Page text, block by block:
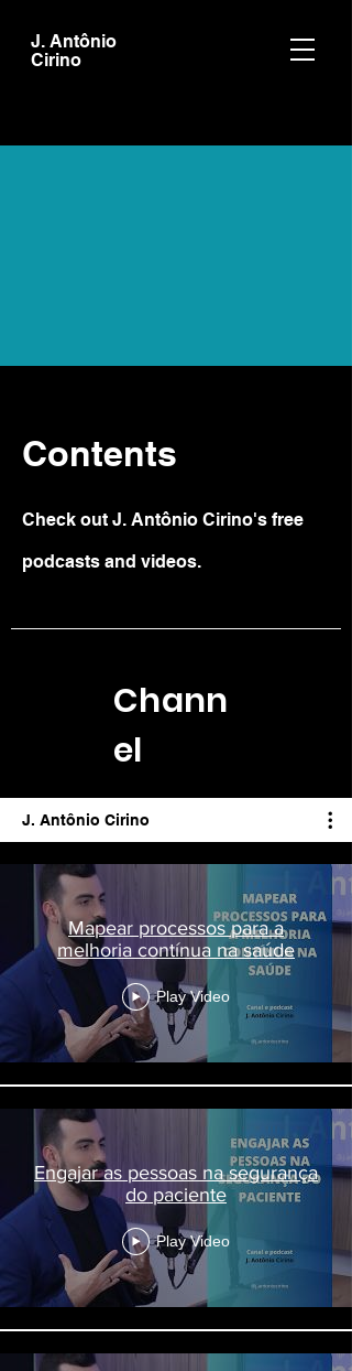
J. Antônio
Cirino
Contents
Check out J. Antônio Cirino's free
podcasts and videos.
Chann
el
J. Antônio Cirino
Mapear processos para a
melhoria contínua na saúde
Play Video
Engajar as pessoas na segurança
do paciente
Play Video